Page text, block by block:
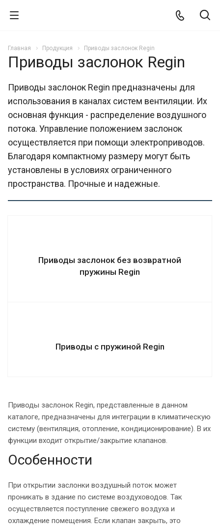
Главная Продукция Приводы заслонок Regin
Приводы заслонок Regin
Приводы заслонок Regin предназначены для
использования в каналах систем вентиляции. Их
основная функция - распределение воздушного
потока. Управление положением заслонок
осуществляется при помощи электроприводов.
Благодаря компактному размеру могут быть
установлены в условиях ограниченного
пространства. Прочные и надежные.
Приводы заслонок без возвратной
пружины Regin
Приводы с пружиной Regin
Приводы заслонок Regin, представленные в данном
каталоге, предназначены для интеграции в климатическую
систему (вентиляция, отопление, кондиционирование). В их
функции входит открытие/закрытие клапанов.
Особенности
При открытии заслонки воздушный поток может
проникать в здание по системе воздуховодов. Так
осуществляется поступление свежего воздуха и
охлаждение помещения. Если клапан закрыть, это